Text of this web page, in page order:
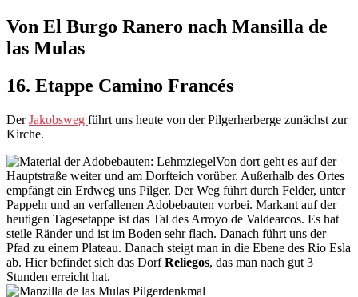
Von El Burgo Ranero nach Mansilla de
las Mulas
16. Etappe Camino Francés
DerJakobsweg führt uns heute von der Pilgerherberge zunächst zur
Kirche.
Von dort geht es auf der
Hauptstraße weiter und am Dorfteich vorüber. Außerhalb des Ortes
empfängt ein Erdweg uns Pilger. Der Weg führt durch Felder, unter
Pappeln und an verfallenen Adobebauten vorbei. Markant auf der
heutigen Tagesetappe ist das Tal des Arroyo de Valdearcos. Es hat
steile Ränder und ist im Boden sehr flach. Danach führt uns der
Pfad zu einem Plateau. Danach steigt man in die Ebene des Rio Esla
ab. Hier befindet sich das DorfReliegos, das man nach gut 3
Stunden erreicht hat.